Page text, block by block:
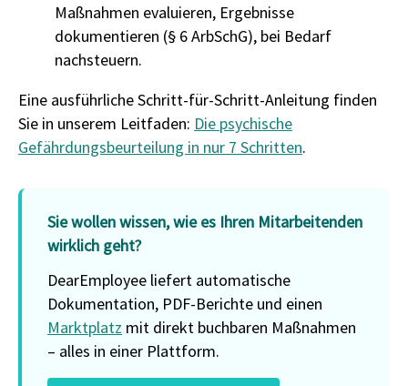
Maßnahmen evaluieren, Ergebnisse
dokumentieren (§ 6 ArbSchG), bei Bedarf
nachsteuern.
Eine ausführliche Schritt-für-Schritt-Anleitung finden
Sie in unserem Leitfaden: Die psychische
Gefährdungsbeurteilung in nur 7 Schritten.
Sie wollen wissen, wie es Ihren Mitarbeitenden
wirklich geht?
DearEmployee liefert automatische
Dokumentation, PDF-Berichte und einen
Marktplatz mit direkt buchbaren Maßnahmen
– alles in einer Plattform.